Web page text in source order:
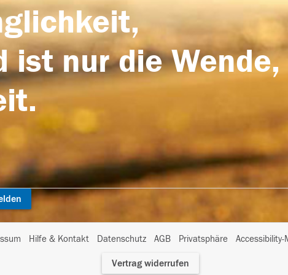
ist nur die
Hilfe & Kontakt Datenschutz AGB Privatsphäre
I
Vertrag widerrufen